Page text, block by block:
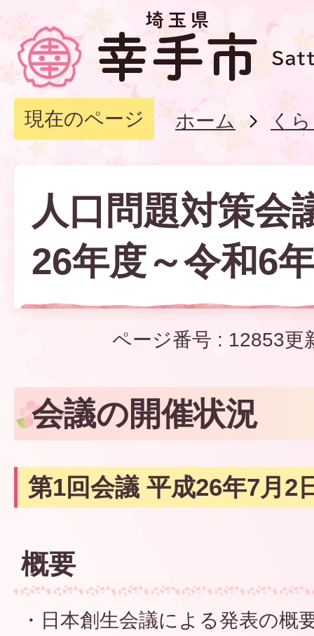
現在のページ ホーム く
人口問題対策会
26年度～令和6
ページ番号 : 12853更
会議の開催状況
第1回会議 平成26年7月2
概要
・日本創生会議による発表の概